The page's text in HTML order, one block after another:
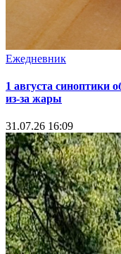
Ежедневник
1 августа синоптики
из-за жары
31.07.26 16:09